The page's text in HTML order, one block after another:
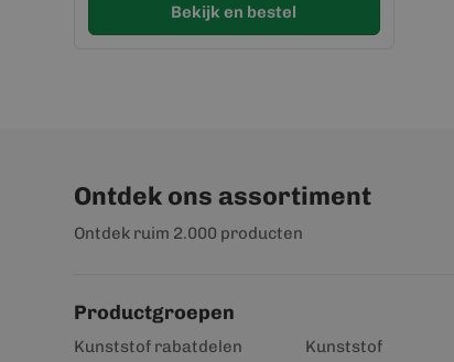
Bekijk en bestel
Ontdek ons assortiment
Ontdek ruim 2.000 producten
Productgroepen
Kunststof rabatdelen
Kunststof